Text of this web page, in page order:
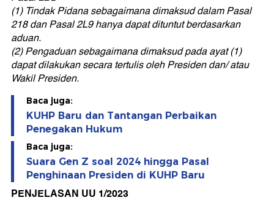
(1) Tindak Pidana sebagaimana dimaksud dalam Pasal
218 dan Pasal 2L9 hanya dapat dituntut berdasarkan
aduan.
(2) Pengaduan sebagaimana dimaksud pada ayat (1)
dapat dilakukan secara tertulis oleh Presiden dan/ atau
Wakil Presiden.
Baca juga:
KUHP Baru dan Tantangan Perbaikan
Penegakan Hukum
Baca juga:
Suara Gen Z soal 2024 hingga Pasal
Penghinaan Presiden di KUHP Baru
PENJELASAN UU 1/2023